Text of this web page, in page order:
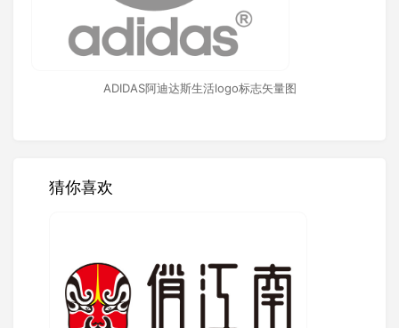
ADIDAS阿迪达斯生活logo标志矢量图
猜你喜欢